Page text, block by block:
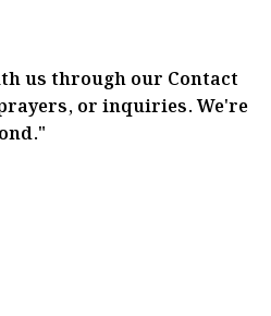
us through our Contact
or inquiries. We're